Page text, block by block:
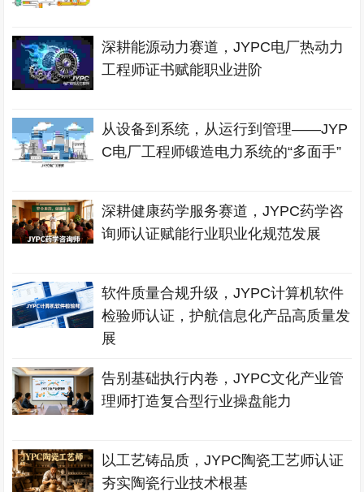
深耕能源动力赛道，JYPC电厂热动力
工程师证书赋能职业进阶
从设备到系统，从运行到管理——JYP
C电厂工程师锻造电力系统的“多面手”
深耕健康药学服务赛道，JYPC药学咨
询师认证赋能行业职业化规范发展
软件质量合规升级，JYPC计算机软件
检验师认证，护航信息化产品高质量发
展
告别基础执行内卷，JYPC文化产业管
理师打造复合型行业操盘能力
以工艺铸品质，JYPC陶瓷工艺师认证
夯实陶瓷行业技术根基